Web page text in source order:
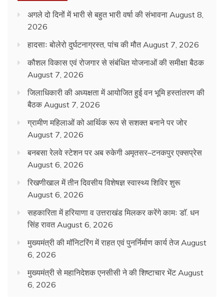
अगले दो दिनों में भारी से बहुत भारी वर्षा की संभावना August 8,
2026
हादसाः बोलेरो दुर्घटनाग्रस्त, पांच की मौत August 7, 2026
कौशल विकास एवं रोजगार से संबंधित योजनाओं की समीक्षा बैठक
August 7, 2026
जिलाधिकारी की अध्यक्षता में आयोजित हुई वन भूमि हस्तांतरण की
बैठक August 7, 2026
ग्रामीण महिलाओं को आर्थिक रूप से सशक्त बनाने पर जोर
August 7, 2026
बनबसा रेलवे स्टेशन पर अब रुकेगी अमृतसर–टनकपुर एक्सप्रेस
August 6, 2026
रिखणीखाल में तीन दिवसीय विशेषज्ञ स्वास्थ्य शिविर शुरू
August 6, 2026
सहकारिता में हरियाणा व उत्तराखंड मिलकर करेंगे कामः डाॅ. धन
सिंह रावत August 6, 2026
मुख्यमंत्री की मॉनिटरिंग में राहत एवं पुनर्निर्माण कार्य तेज August
6, 2026
मुख्यमंत्री से महानिदेशक एनसीसी ने की शिष्टाचार भेंट August
6, 2026